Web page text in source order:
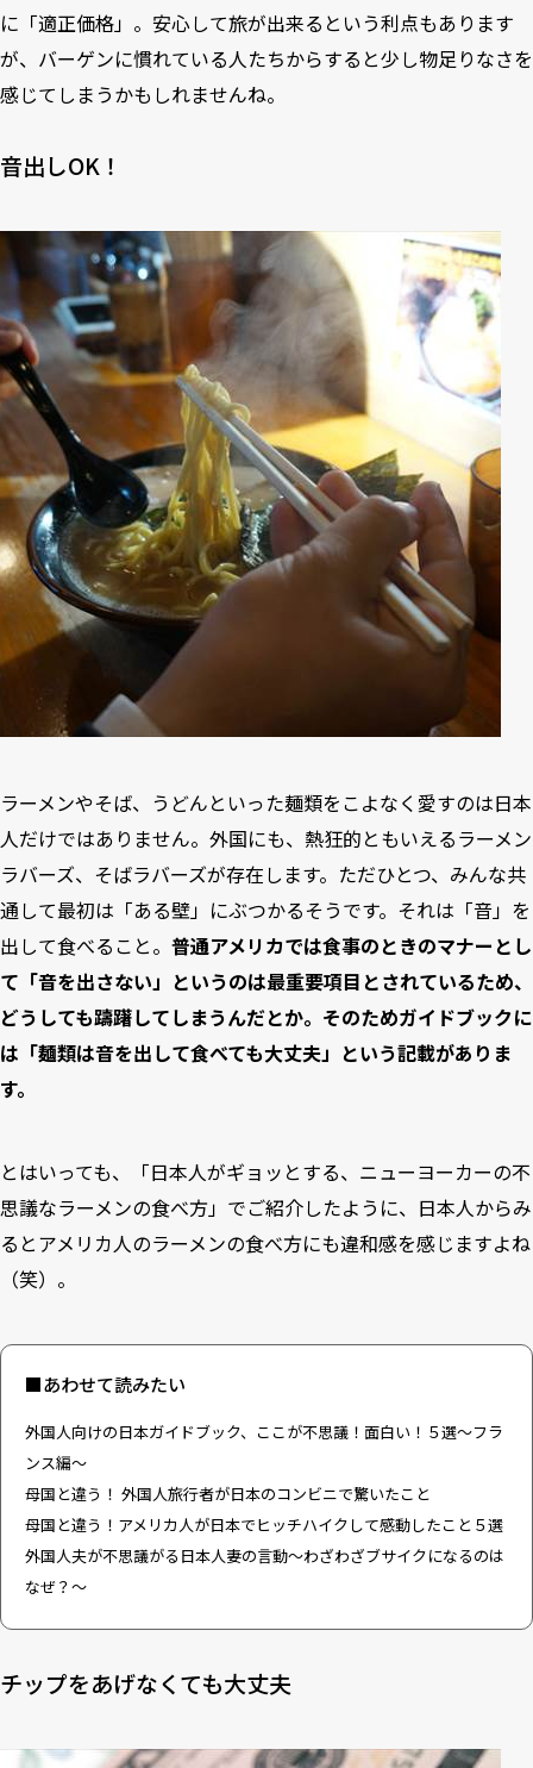
に「適正価格」。安心して旅が出来るという利点もあります
が、バーゲンに慣れている人たちからすると少し物足りなさを
感じてしまうかもしれませんね。
音出しOK！
ラーメンやそば、うどんといった麺類をこよなく愛すのは日本
人だけではありません。外国にも、熱狂的ともいえるラーメン
ラバーズ、そばラバーズが存在します。ただひとつ、みんな共
通して最初は「ある壁」にぶつかるそうです。それは「音」を
出して食べること。 普通アメリカでは食事のときのマナーとし
て「音を出さない」というのは最重要項目とされているため、
どうしても躊躇してしまうんだとか。そのためガイドブックに
は「麺類は音を出して食べても大丈夫」という記載がありま
す。
とはいっても、「日本人がギョッとする、ニューヨーカーの不
思議なラーメンの食べ方」でご紹介したように、日本人からみ
るとアメリカ人のラーメンの食べ方にも違和感を感じますよね
（笑）。
■あわせて読みたい
外国人向けの日本ガイドブック、ここが不思議！面白い！５選～フラ
ンス編～
母国と違う！ 外国人旅行者が日本のコンビニで驚いたこと
母国と違う！アメリカ人が日本でヒッチハイクして感動したこと５選
外国人夫が不思議がる日本人妻の言動～わざわざブサイクになるのは
なぜ？～
チップをあげなくても大丈夫